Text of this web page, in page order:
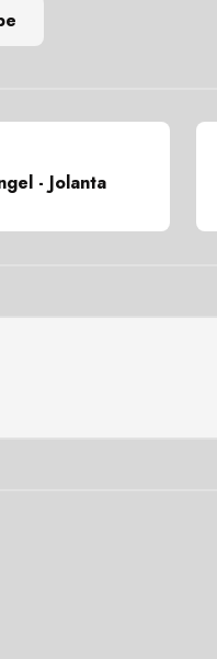
- Jolanta